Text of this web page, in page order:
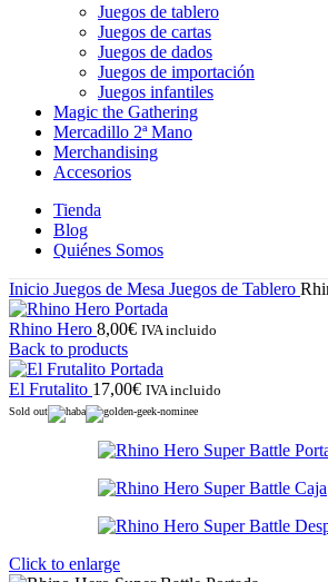
Juegos de tablero
Juegos de cartas
Juegos de dados
Juegos de importación
Juegos infantiles
Magic the Gathering
Mercadillo 2ª Mano
Merchandising
Accesorios
Tienda
Blog
Quiénes Somos
Inicio Juegos de Mesa Juegos de Tablero
Rhino Hero 8,00€ IVA incluido
Back to products
El Frutalito 17,00€ IVA incluido
Sold out
Click to enlarge